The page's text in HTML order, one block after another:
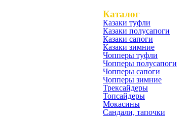
Каталог
Казаки туфли
Казаки полусапоги
Казаки сапоги
Казаки зимние
Чопперы туфли
Чопперы полусапоги
Чопперы сапоги
Чопперы зимние
Трексайдеры
Топсайдеры
Мокасины
Сандали, тапочки